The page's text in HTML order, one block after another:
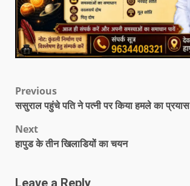
Previous
ससुराल पहुंचे पति ने पत्नी पर किया हमले का प्रयास
Next
हापुड के तीन खिलाडियों का चयन
Leave a Reply